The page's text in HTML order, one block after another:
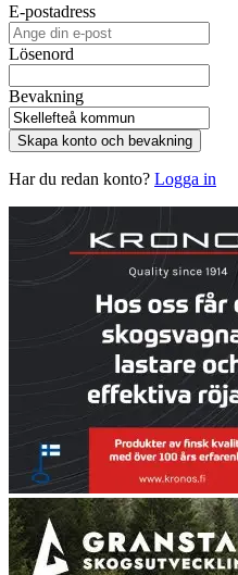
E-postadress
Lösenord
Bevakning
Skapa konto och bevakning
Har du redan konto? Logga in